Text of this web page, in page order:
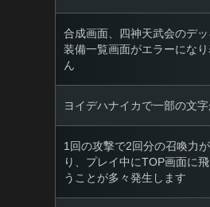
合成画面、四神天武会のデッ
装備一覧画面がエラーにな
ん
ヨイデハナイカで一部の文
1回の攻撃で2回分の召喚力
り、プレイ中にTOP画面に
うことが多々発生します